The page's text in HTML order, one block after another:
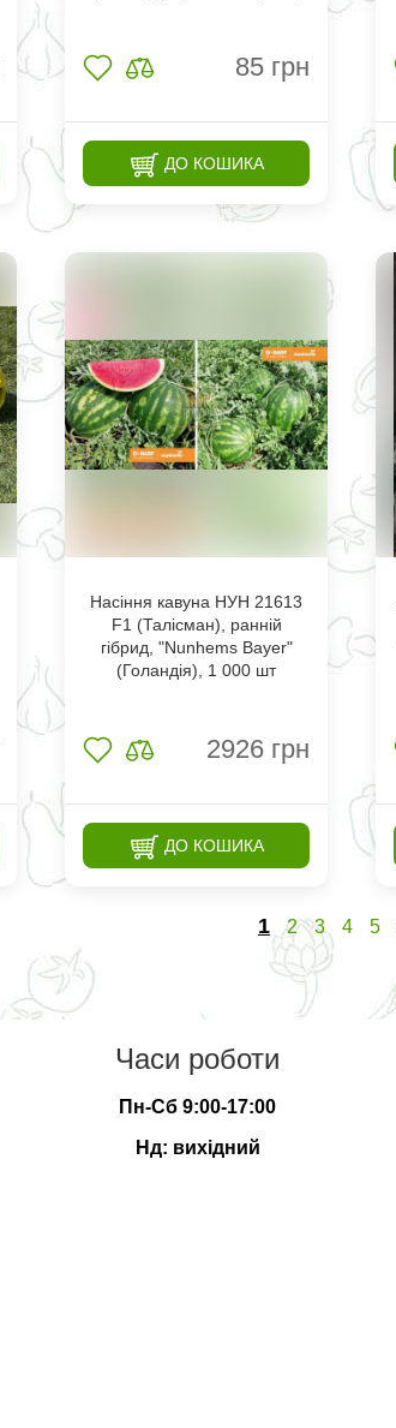
85 грн
ДО КОШИКА
Насіння кавуна НУН 21613
F1 (Талісман), ранній
гібрид, "Nunhems Bayer"
(Голандія), 1 000 шт
2926 грн
ДО КОШИКА
1 2 3 4 5
Часи роботи
Пн-Сб 9:00-17:00
Нд: вихідний